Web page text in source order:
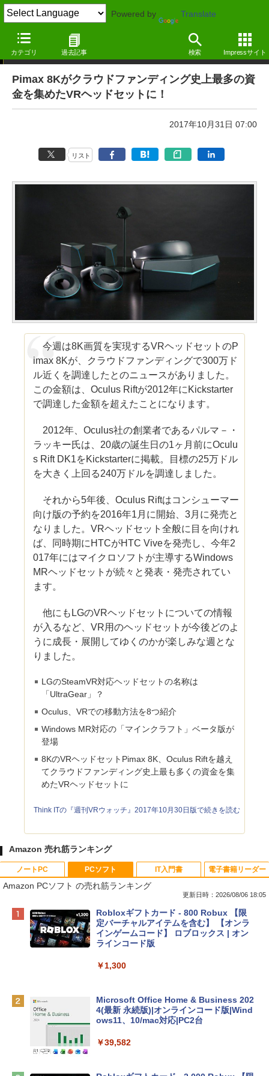
Powered by Translate
カテゴリ 過去記事 検索 Impressサイト
週刊VRウォッチ
Pimax 8Kがクラウドファンディング史上最多の資
金を集めたVRヘッドセットに！
2017年10月31日 07:00
リスト
今週は8K画質を実現するVRヘッドセットのP
imax 8Kが、クラウドファンディングで300万ド
ル近くを調達したとのニュースがありました。
この金額は、Oculus Riftが2012年にKickstarter
で調達した金額を超えたことになります。
2012年、Oculus社の創業者であるパルマ－・
ラッキー氏は、20歳の誕生日の1ヶ月前にOculu
s Rift DK1をKickstarterに掲載。目標の25万ドル
を大きく上回る240万ドルを調達しました。
それから5年後、Oculus Riftはコンシューマー
向け版の予約を2016年1月に開始、3月に発売と
なりました。VRヘッドセット全般に目を向けれ
ば、同時期にHTCがHTC Viveを発売し、今年2
017年にはマイクロソフトが主導するWindows
MRヘッドセットが続々と発表・発売されてい
ます。
他にもLGのVRヘッドセットについての情報
が入るなど、VR用のヘッドセットが今後どのよ
うに成長・展開してゆくのかが楽しみな週とな
りました。
LGのSteamVR対応ヘッドセットの名称は
「UltraGear」？
Oculus、VRでの移動方法を8つ紹介
Windows MR対応の「マインクラフト」ベータ版が
登場
8KのVRヘッドセットPimax 8K、Oculus Riftを越え
てクラウドファンディング史上最も多くの資金を集
めたVRヘッドセットに
Think ITの『週刊VRウォッチ』2017年10月30日版で続きを読む
Amazon 売れ筋ランキング
ノートPC
Apple 2026 MacBook Neo A18 Proチッ
プ搭載13インチノートブック：AIとAppl
e Intelligenceのために設計、Liquid Ret
inaディスプレイ、8GBユニファイドメモ
eTime HDカメラ、Touch ID - インディ
￥137,800
ンケース Dell NEC Lavie ASUS HP dyna
￥2,952
PCソフト
Amazon PCソフト の売れ筋ランキング
更新日時：2026/08/06 18:05
Robloxギフトカード - 800 Robux 【限
定バーチャルアイテムを含む】 【オンラ
インゲームコード】 ロブロックス | オン
ラインコード版
￥1,300
Microsoft Office Home & Business 202
4(最新 永続版)|オンラインコード版|Wind
ows11、10/mac対応|PC2台
￥39,582
IT入門書 電子書籍リーダー